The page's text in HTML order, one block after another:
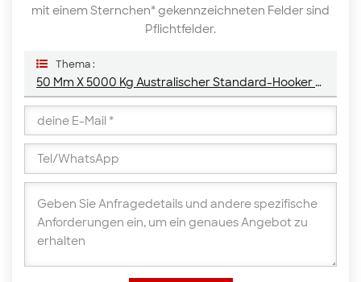
mit einem Sternchen* gekennzeichneten Felder sind
Pflichtfelder.
Thema :
50 Mm X 5000 Kg Australischer Standard-Hooker & Keeper